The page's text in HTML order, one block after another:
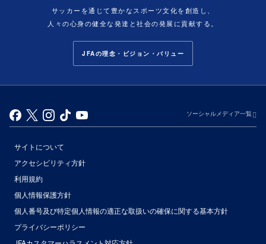
サッカーを通じて豊かなスポーツ文化を創造し、
人々の心身の健全な発達と社会の発展に貢献する。
JFAの理念・ビジョン・バリュー
ソーシャルメディア一覧
サイトについて
アクセシビリティ方針
利用規約
個人情報保護方針
個人番号及び特定個人情報の適正な取扱いの確保に関する基本方針
プライバシーポリシー